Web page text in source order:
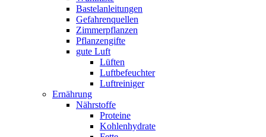
Bastelanleitungen
Gefahrenquellen
Zimmerpflanzen
Pflanzengifte
gute Luft
Lüften
Luftbefeuchter
Luftreiniger
Ernährung
Nährstoffe
Proteine
Kohlenhydrate